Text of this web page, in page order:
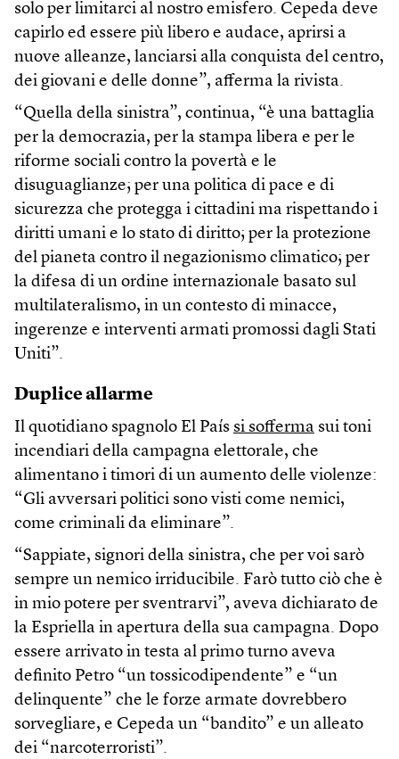
solo per limitarci al nostro emisfero. Cepeda deve
capirlo ed essere più libero e audace, aprirsi a
nuove alleanze, lanciarsi alla conquista del centro,
dei giovani e delle donne”, afferma la rivista.
“Quella della sinistra”, continua, “è una battaglia
per la democrazia, per la stampa libera e per le
riforme sociali contro la povertà e le
disuguaglianze; per una politica di pace e di
sicurezza che protegga i cittadini ma rispettando i
diritti umani e lo stato di diritto; per la protezione
del pianeta contro il negazionismo climatico; per
la difesa di un ordine internazionale basato sul
multilateralismo, in un contesto di minacce,
ingerenze e interventi armati promossi dagli Stati
Uniti”.
Duplice allarme
Il quotidiano spagnolo El País si sofferma sui toni
incendiari della campagna elettorale, che
alimentano i timori di un aumento delle violenze:
“Gli avversari politici sono visti come nemici,
come criminali da eliminare”.
“Sappiate, signori della sinistra, che per voi sarò
sempre un nemico irriducibile. Farò tutto ciò che è
in mio potere per sventrarvi”, aveva dichiarato de
la Espriella in apertura della sua campagna. Dopo
essere arrivato in testa al primo turno aveva
definito Petro “un tossicodipendente” e “un
delinquente” che le forze armate dovrebbero
sorvegliare, e Cepeda un “bandito” e un alleato
dei “narcoterroristi”.